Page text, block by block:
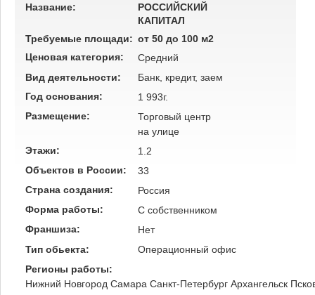
Название:
РОССИЙСКИЙ
КАПИТАЛ
Требуемые площади: от 50 до 100 м2
Ценовая категория:
Средний
Вид деятельности:
Банк, кредит, заем
Год основания:
1 993г.
Размещение:
Торговый центр
на улице
Этажи:
1.2
Объектов в России:
33
Страна создания:
Россия
Форма работы:
C собственником
Франшиза:
Нет
Тип обьекта:
Операционный офис
Регионы работы:
Нижний Новгород Самара Санкт-Петербург Архангельск